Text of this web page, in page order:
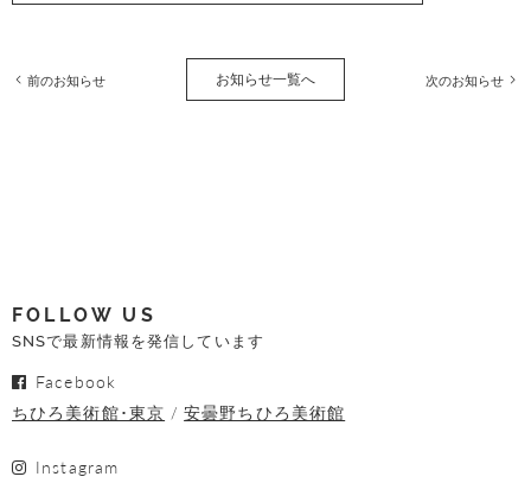
前のお知らせ お知らせ一覧へ 次のお知らせ
FOLLOW US
SNSで最新情報を発信しています
Facebook
ちひろ美術館･東京
安曇野ちひろ美術館
Instagram